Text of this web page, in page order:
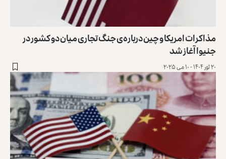
مذاکرات امریکا و چین درباره‌ی جنگ تجاری میان دو کشور در
جنیوا آغاز شد
۲۰ ثور ۱۴۰۴ - ۱۰ می ۲۰۲۵